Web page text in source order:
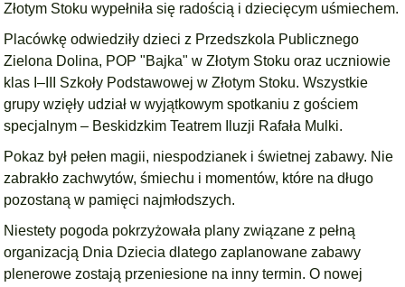
Złotym Stoku wypełniła się radością i dziecięcym uśmiechem.
Placówkę odwiedziły dzieci z Przedszkola Publicznego
Zielona Dolina, POP "Bajka" w Złotym Stoku oraz uczniowie
klas I–III Szkoły Podstawowej w Złotym Stoku. Wszystkie
grupy wzięły udział w wyjątkowym spotkaniu z gościem
specjalnym – Beskidzkim Teatrem Iluzji Rafała Mulki.
Pokaz był pełen magii, niespodzianek i świetnej zabawy. Nie
zabrakło zachwytów, śmiechu i momentów, które na długo
pozostaną w pamięci najmłodszych.
Niestety pogoda pokrzyżowała plany związane z pełną
organizacją Dnia Dziecia dlatego zaplanowane zabawy
plenerowe zostają przeniesione na inny termin. O nowej